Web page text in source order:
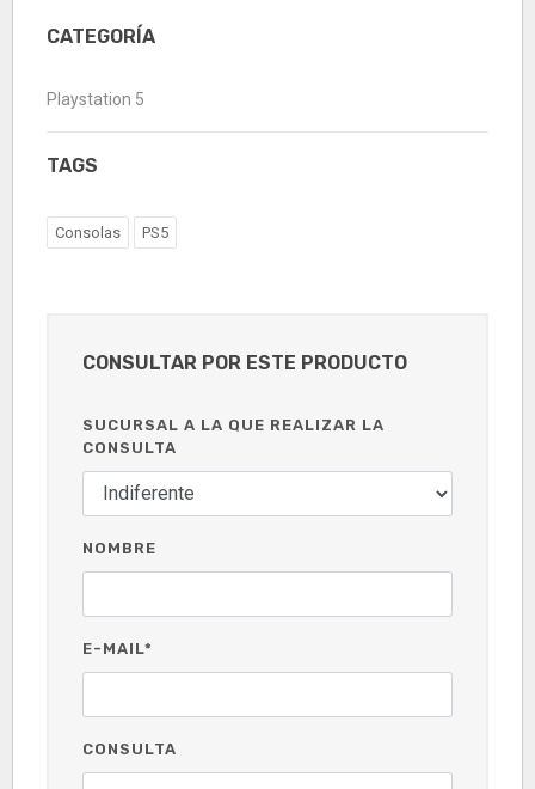
CATEGORÍA
Playstation 5
TAGS
Consolas PS5
CONSULTAR POR ESTE PRODUCTO
SUCURSAL A LA QUE REALIZAR LA
CONSULTA
NOMBRE
E-MAIL*
CONSULTA